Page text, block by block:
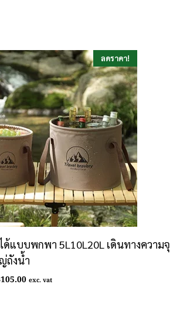
ลดราคา!
แบบพกพา 5L10L20L เดินทางความจุ
ถังน้ำ
105.00Price
exc. vat